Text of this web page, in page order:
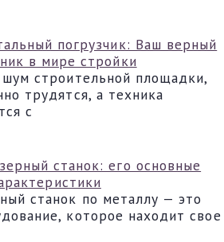
погрузчик: Ваш верный
в мире стройки
строительной площадки,
трудятся, а техника
с
станок: его основные
станок по металлу — это
которое находит свое